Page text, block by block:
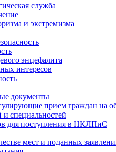
служба
и экстремизма
энцефалита
интересов
документы
прием граждан на
специальностей
для поступления в НКЛПиС
мест и поданных